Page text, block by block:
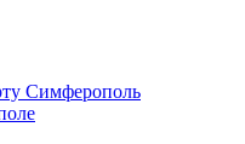
Симферополь